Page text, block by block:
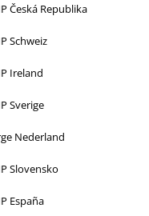
Česká Republika
Schweiz
Ireland
Sverige
Nederland
Slovensko
España